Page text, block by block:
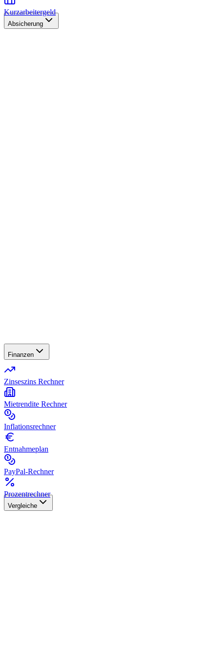
Kurzarbeitergeld
Absicherung
Finanzen
Zinseszins Rechner
Mietrendite Rechner
Inflationsrechner
Entnahmeplan
PayPal-Rechner
Prozentrechner
Vergleiche